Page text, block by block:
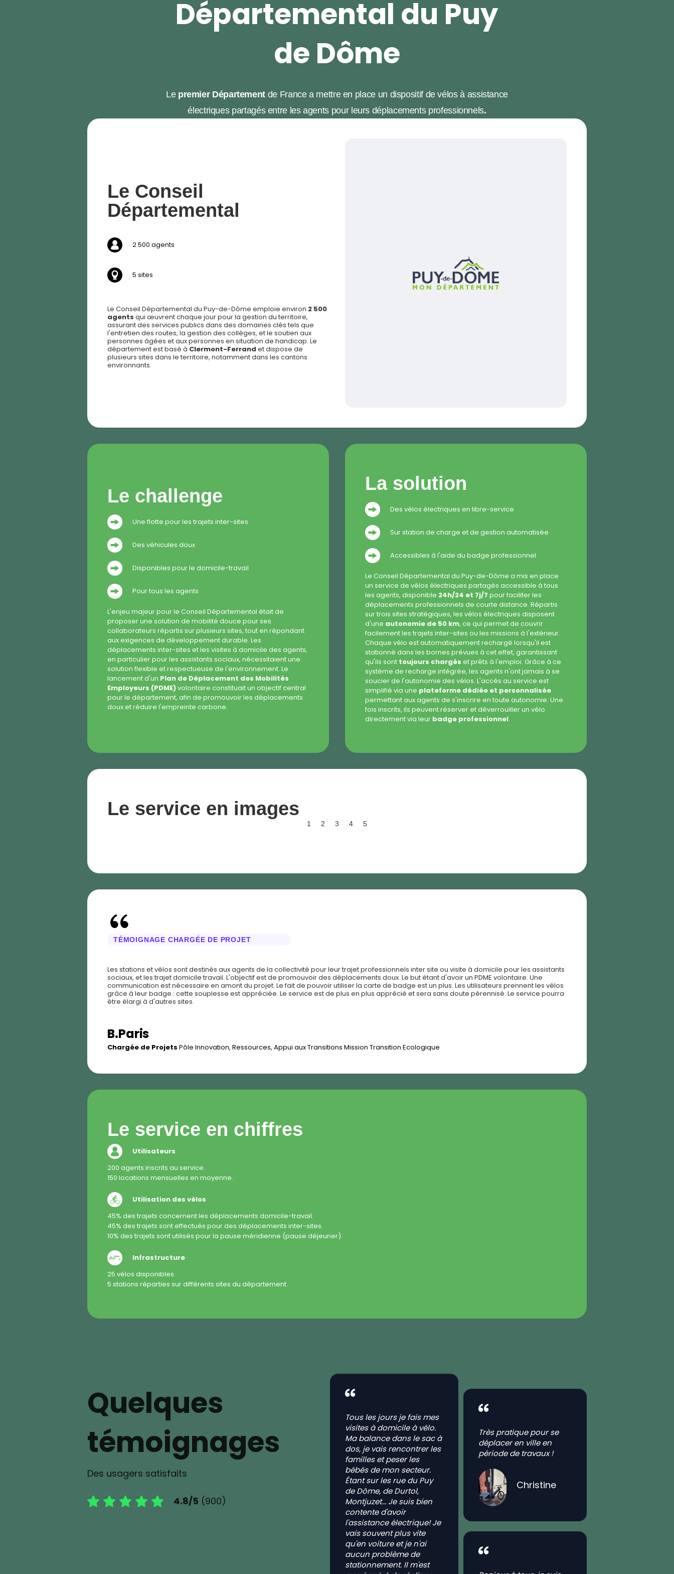
Départemental du Puy
de Dôme
Le premier Département de France a mettre en place un dispositif de vélos à assistance
électriques partagés entre les agents pour leurs déplacements professionnels.
Le Conseil
Départemental
2 500 agents
5 sites
Le Conseil Départemental du Puy-de-Dôme emploie environ 2 500
agents qui œuvrent chaque jour pour la gestion du territoire,
assurant des services publics dans des domaines clés tels que
l'entretien des routes, la gestion des collèges, et le soutien aux
personnes âgées et aux personnes en situation de handicap. Le
département est basé à Clermont-Ferrand et dispose de
plusieurs sites dans le territoire, notamment dans les cantons
environnants.
Le challenge
Une flotte pour les trajets inter-sites
Des véhicules doux
Disponibles pour le domicile-travail
Pour tous les agents
L'enjeu majeur pour le Conseil Départemental était de
proposer une solution de mobilité douce pour ses
collaborateurs répartis sur plusieurs sites, tout en répondant
aux exigences de développement durable. Les
déplacements inter-sites et les visites à domicile des agents,
en particulier pour les assistants sociaux, nécessitaient une
solution flexible et respectueuse de l'environnement. Le
lancement d'un Plan de Déplacement des Mobilités
Employeurs (PDME)volontaire constituait un objectif central
pour le département, afin de promouvoir les déplacements
doux et réduire l'empreinte carbone.
La solution
Des vélos électriques en libre-service
Sur station de charge et de gestion automatisée
Accessibles à l'aide du badge professionnel
Le Conseil Départemental du Puy-de-Dôme a mis en place
un service de vélos électriques partagés accessible à tous
les agents, disponible 24h/24 et 7j/7 pour faciliter les
déplacements professionnels de courte distance. Répartis
sur trois sites stratégiques, les vélos électriques disposent
d'une autonomie de 50 km, ce qui permet de couvrir
facilement les trajets inter-sites ou les missions à l'extérieur.
Chaque vélo est automatiquement rechargé lorsqu'il est
stationné dans les bornes prévues à cet effet, garantissant
qu'ils sont toujours chargés et prêts à l'emploi. Grâce à ce
système de recharge intégrée, les agents n'ont jamais à se
soucier de l'autonomie des vélos. L'accès au service est
simplifié via une plateforme dédiée et personnalisée
permettant aux agents de s'inscrire en toute autonomie. Une
fois inscrits, ils peuvent réserver et déverrouiller un vélo
directement via leur badge professionnel.
Le service en images
1 2 3 4 5
TÉMOIGNAGE CHARGÉE DE PROJET
Les stations et vélos sont destinés aux agents de la collectivité pour leur trajet professionnels inter site ou visite à domicile pour les assistants
sociaux, et les trajet domicile travail. L'objectif est de promouvoir des déplacements doux. Le but étant d'avoir un PDME volontaire. Une
communication est nécessaire en amont du projet. Le fait de pouvoir utiliser la carte de badge est un plus. Les utilisateurs prennent les vélos
grâce à leur badge : cette souplesse est appréciée. Le service est de plus en plus apprécié et sera sans doute pérennisé. Le service pourra
être élargi à d'autres sites.
B.Paris
Chargée de ProjetsPôle Innovation, Ressources, Appui aux Transitions Mission Transition Ecologique
Le service en chiffres
Utilisateurs
200 agents inscrits au service.
150 locations mensuelles en moyenne.
Utilisation des vélos
45% des trajets concernent les déplacementsdomicile-travail.
45% des trajets sont effectués pour des déplacementsinter-sites.
10% des trajets sont utilisés pour lapause méridienne (pause déjeuner).
Infrastructure
25 vélos disponibles.
5 stations réparties sur différents sites du département.
Quelques
témoignages
Des usagers satisfaits
4.8/5 (900)
Tous les jours je fais mes
visites à domicile à vélo.
Ma balance dans le sac à
dos, je vais rencontrer les
familles et peser les
bébés de mon secteur.
Étant sur les rue du Puy
de Dôme, de Durtol,
Montjuzet... Je suis bien
contente d'avoir
l'assistance électrique! Je
vais souvent plus vite
qu'en voiture et je n'ai
aucun problème de
stationnement. Il m'est
Très pratique pour se
déplacer en ville en
période de travaux !
Christine